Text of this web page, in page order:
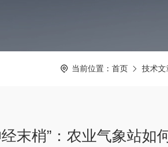
当前位置： 首页 技术文
末梢”：农业气象站如